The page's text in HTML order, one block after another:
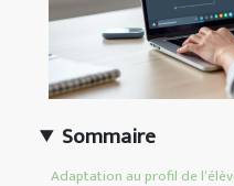
Sommaire
Adaptation au profil de